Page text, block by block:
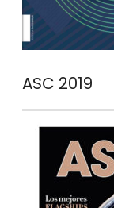
ASC 2019